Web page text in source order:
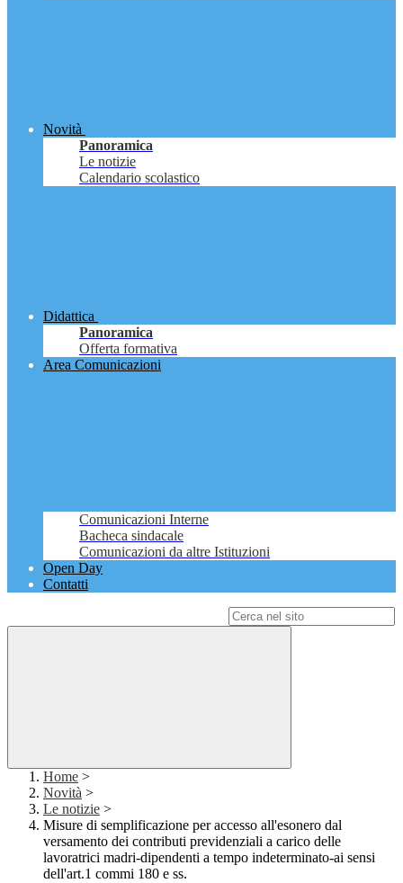
Novità
Panoramica
Le notizie
Calendario scolastico
Didattica
Panoramica
Offerta formativa
Area Comunicazioni
Comunicazioni Interne
Bacheca sindacale
Comunicazioni da altre Istituzioni
Open Day
Contatti
Home >
Novità >
Le notizie >
Misure di semplificazione per accesso all'esonero dal
versamento dei contributi previdenziali a carico delle
lavoratrici madri-dipendenti a tempo indeterminato-ai sensi
dell'art.1 commi 180 e ss.